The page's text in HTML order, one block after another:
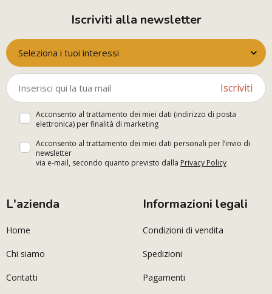
Iscriviti alla newsletter
Seleziona i tuoi interessi
Iscriviti
Acconsento al trattamento dei miei dati (indirizzo di posta
elettronica) per finalità di marketing
Acconsento al trattamento dei miei dati personali per l’invio di
newsletter
via e-mail, secondo quanto previsto dalla Privacy Policy
L'azienda
Home
Chi siamo
Contatti
Informazioni legali
Condizioni di vendita
Spedizioni
Pagamenti